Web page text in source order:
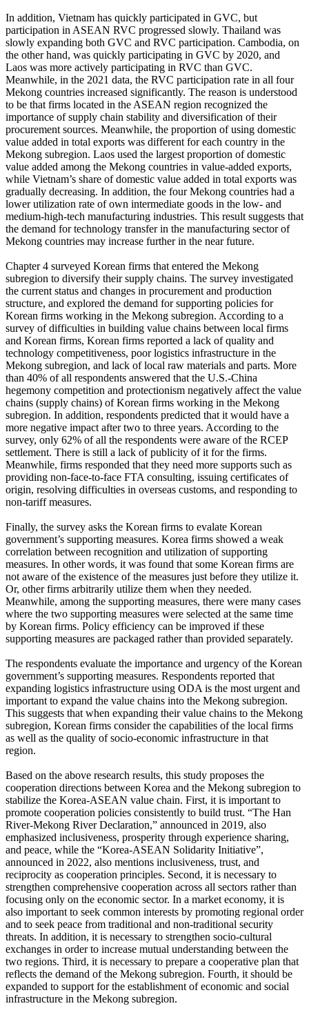
In addition, Vietnam has quickly participated in GVC, but
participation in ASEAN RVC progressed slowly. Thailand was
slowly expanding both GVC and RVC participation. Cambodia, on
the other hand, was quickly participating in GVC by 2020, and
Laos was more actively participating in RVC than GVC.
Meanwhile, in the 2021 data, the RVC participation rate in all four
Mekong countries increased significantly. The reason is understood
to be that firms located in the ASEAN region recognized the
importance of supply chain stability and diversification of their
procurement sources. Meanwhile, the proportion of using domestic
value added in total exports was different for each country in the
Mekong subregion. Laos used the largest proportion of domestic
value added among the Mekong countries in value-added exports,
while Vietnam’s share of domestic value added in total exports was
gradually decreasing. In addition, the four Mekong countries had a
lower utilization rate of own intermediate goods in the low- and
medium-high-tech manufacturing industries. This result suggests that
the demand for technology transfer in the manufacturing sector of
Mekong countries may increase further in the near future.
Chapter 4 surveyed Korean firms that entered the Mekong
subregion to diversify their supply chains. The survey investigated
the current status and changes in procurement and production
structure, and explored the demand for supporting policies for
Korean firms working in the Mekong subregion. According to a
survey of difficulties in building value chains between local firms
and Korean firms, Korean firms reported a lack of quality and
technology competitiveness, poor logistics infrastructure in the
Mekong subregion, and lack of local raw materials and parts. More
than 40% of all respondents answered that the U.S.-China
hegemony competition and protectionism negatively affect the value
chains (supply chains) of Korean firms working in the Mekong
subregion. In addition, respondents predicted that it would have a
more negative impact after two to three years. According to the
survey, only 62% of all the respondents were aware of the RCEP
settlement. There is still a lack of publicity of it for the firms.
Meanwhile, firms responded that they need more supports such as
providing non-face-to-face FTA consulting, issuing certificates of
origin, resolving difficulties in overseas customs, and responding to
non-tariff measures.
Finally, the survey asks the Korean firms to evalate Korean
government’s supporting measures. Korea firms showed a weak
correlation between recognition and utilization of supporting
measures. In other words, it was found that some Korean firms are
not aware of the existence of the measures just before they utilize it.
Or, other firms arbitrarily utilize them when they needed.
Meanwhile, among the supporting measures, there were many cases
where the two supporting measures were selected at the same time
by Korean firms. Policy efficiency can be improved if these
supporting measures are packaged rather than provided separately.
The respondents evaluate the importance and urgency of the Korean
government’s supporting measures. Respondents reported that
expanding logistics infrastructure using ODA is the most urgent and
important to expand the value chains into the Mekong subregion.
This suggests that when expanding their value chains to the Mekong
subregion, Korean firms consider the capabilities of the local firms
as well as the quality of socio-economic infrastructure in that
region.
Based on the above research results, this study proposes the
cooperation directions between Korea and the Mekong subregion to
stabilize the Korea-ASEAN value chain. First, it is important to
promote cooperation policies consistently to build trust. “The Han
River-Mekong River Declaration,” announced in 2019, also
emphasized inclusiveness, prosperity through experience sharing,
and peace, while the “Korea-ASEAN Solidarity Initiative”,
announced in 2022, also mentions inclusiveness, trust, and
reciprocity as cooperation principles. Second, it is necessary to
strengthen comprehensive cooperation across all sectors rather than
focusing only on the economic sector. In a market economy, it is
also important to seek common interests by promoting regional order
and to seek peace from traditional and non-traditional security
threats. In addition, it is necessary to strengthen socio-cultural
exchanges in order to increase mutual understanding between the
two regions. Third, it is necessary to prepare a cooperative plan that
reflects the demand of the Mekong subregion. Fourth, it should be
expanded to support for the establishment of economic and social
infrastructure in the Mekong subregion.